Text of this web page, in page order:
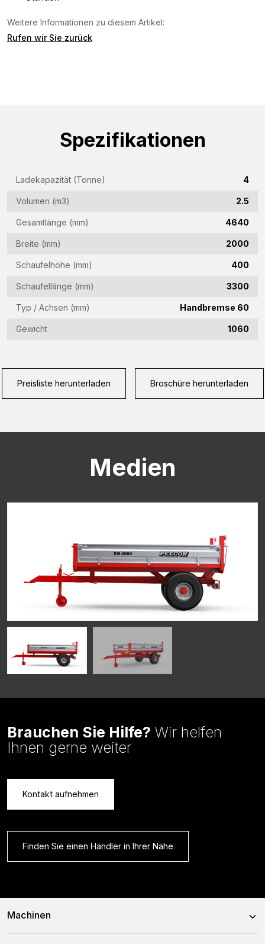
Weitere Informationen zu diesem Artikel:
Rufen wir Sie zurück
Spezifikationen
Ladekapazität (Tonne) 4
Volumen (m3) 2.5
Gesamtlänge (mm) 4640
Breite (mm) 2000
Schaufelhöhe (mm) 400
Schaufellänge (mm) 3300
Typ / Achsen (mm) Handbremse 60
Gewicht 1060
Preisliste herunterladen Broschüre herunterladen
Medien
Brauchen Sie Hilfe? Wir helfen
Ihnen gerne weiter
Kontakt aufnehmen
Finden Sie einen Händler in Ihrer Nähe
(Required)
E-
Adresse
(Required)
(Required)
Land
(Required)
Woonplaats
(Required)
Machinen